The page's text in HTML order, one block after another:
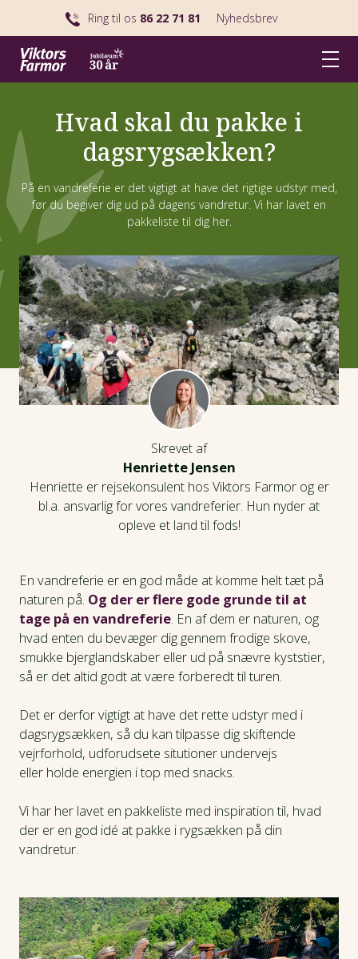
Ring til os 86 22 71 81 Nyhedsbrev
Hvad skal du pakke i
dagsrygsækken?
På en vandreferie er det vigtigt at have det rigtige udstyr med,
før du begiver dig ud på dagens vandretur. Vi har lavet en
pakkeliste til dig her.
Skrevet af
Henriette Jensen
Henriette er rejsekonsulent hos Viktors Farmor og er
bl.a. ansvarlig for vores vandreferier. Hun nyder at
opleve et land til fods!
En vandreferie er en god måde at komme helt tæt på
naturen på. Og der er flere gode grunde til at
tage på en vandreferie. En af dem er naturen, og
hvad enten du bevæger dig gennem frodige skove,
smukke bjerglandskaber eller ud på snævre kyststier,
så er det altid godt at være forberedt til turen.
Det er derfor vigtigt at have det rette udstyr med i
dagsrygsækken, så du kan tilpasse dig skiftende
vejrforhold, udforudsete situtioner undervejs
eller holde energien i top med snacks.
Vi har her lavet en pakkeliste med inspiration til, hvad
der er en god idé at pakke i rygsækken på din
vandretur.